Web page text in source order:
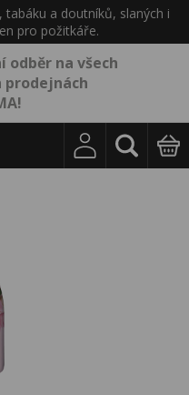
a doutníků, slaných i
pro požitkáře.
odběr na všech
prodejnách